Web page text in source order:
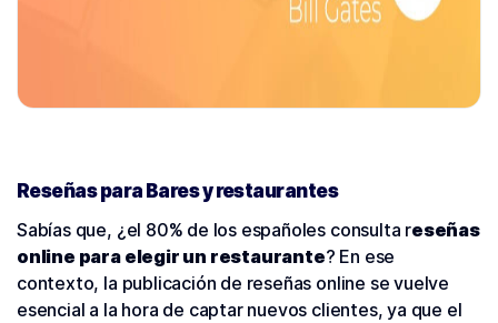
Reseñas para Bares y restaurantes
Sabías que, ¿el 80% de los españoles consulta reseñas
online para elegir un restaurante? En ese
contexto, la publicación de reseñas online se vuelve
esencial a la hora de captar nuevos clientes, ya que el